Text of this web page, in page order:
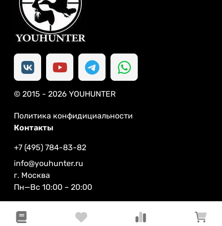
© 2015 - 2026 YOUHUNTER
Политика конфидициальности
Контакты
+7 (495) 784-83-82
info@youhunter.ru
г. Москва
Пн—Вс 10:00 – 20:00